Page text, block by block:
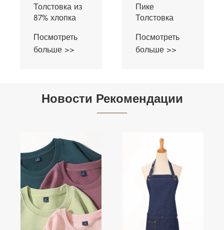
Пике
Толстовка
Посмотреть
больше >>
Толстовка из
80% хлопка
Посмотреть
больше >>
Новости Рекомендации